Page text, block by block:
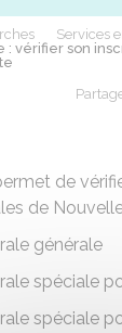
Services
vérifier son
de
de
générale
spéciale
spéciale